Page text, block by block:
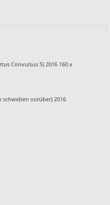
Convulsus 5) 2016 160 x
schweben vorüber) 2016